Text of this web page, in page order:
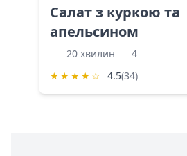
Салат з куркою та
апельсином
20 хвилин
4
★ ★ ★ ★ ☆ 4.5(34)